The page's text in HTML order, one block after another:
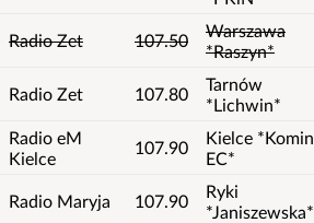
Radio Zet 107.50
Warszawa
*Raszyn*
Radio Zet 107.80
Tarnów
*Lichwin*
Radio eM
Kielce
107.90
Kielce *Komin
EC*
Radio Maryja 107.90
Ryki
*Janiszewska*